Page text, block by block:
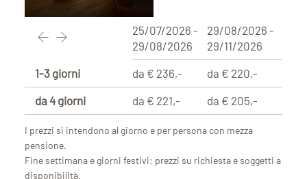
25/07/2026 -
29/08/2026
29/08/2026 -
29/11/2026
1-3 giorni
da 4 giorni
da € 236,-
da € 221,-
da € 220,-
da € 205,-
I prezzi si intendono al giorno e per persona con mezza
pensione.
Fine settimana e giorni festivi: prezzi su richiesta e soggetti a
disponibilità.